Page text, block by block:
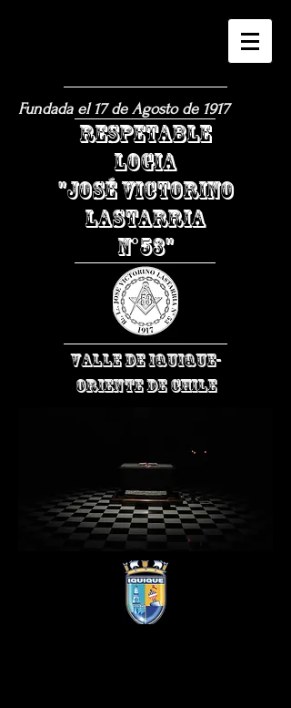
Fundada el 17 de Agosto de 1917
​RESPETABLE
LOGIA
"JOSÉ VICTORINO
LASTARRIA
N°53"
VALLE DE IQUIQUE-
ORIENTE DE CHILE